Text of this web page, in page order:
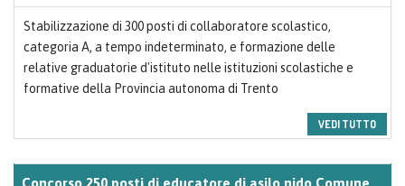
Stabilizzazione di 300 posti di collaboratore scolastico,
categoria A, a tempo indeterminato, e formazione delle
relative graduatorie d'istituto nelle istituzioni scolastiche e
formative della Provincia autonoma di Trento
VEDI TUTTO
Concorso 250 posti di educatore di asilo nido Comune